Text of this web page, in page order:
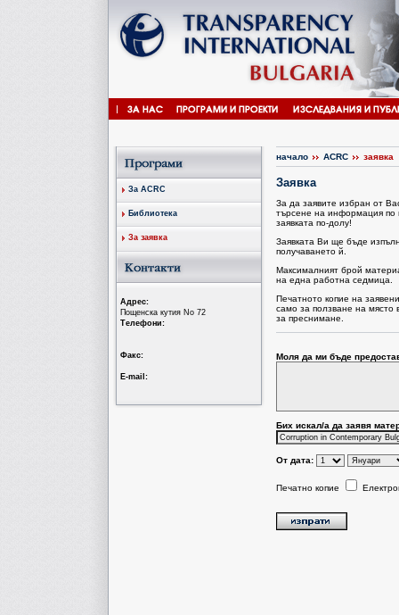
За ACRC
Библиотека
За заявка
Aдрес:
Пощенска кутия No 72
Tелефони:
Факс:
Е-mail:
начало ACRC заявка
Заявка
За да заявите избран от
търсене на информация по
заявката по-долу!
Заявката Ви ще бъде
получаването й.
Максималният брой
на една работна седмица.
Печатното копие на
само за ползване на място
за преснимане.
Моля да ми бъде
Бих искал/a да заявя
От дата:
Печатно копие